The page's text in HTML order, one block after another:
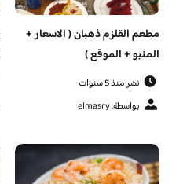
مطعم القلزم ذهبان ( الاسعار +
المنيو + الموقع )
نشر منذ 5 سنوات
بواسطة: elmasry